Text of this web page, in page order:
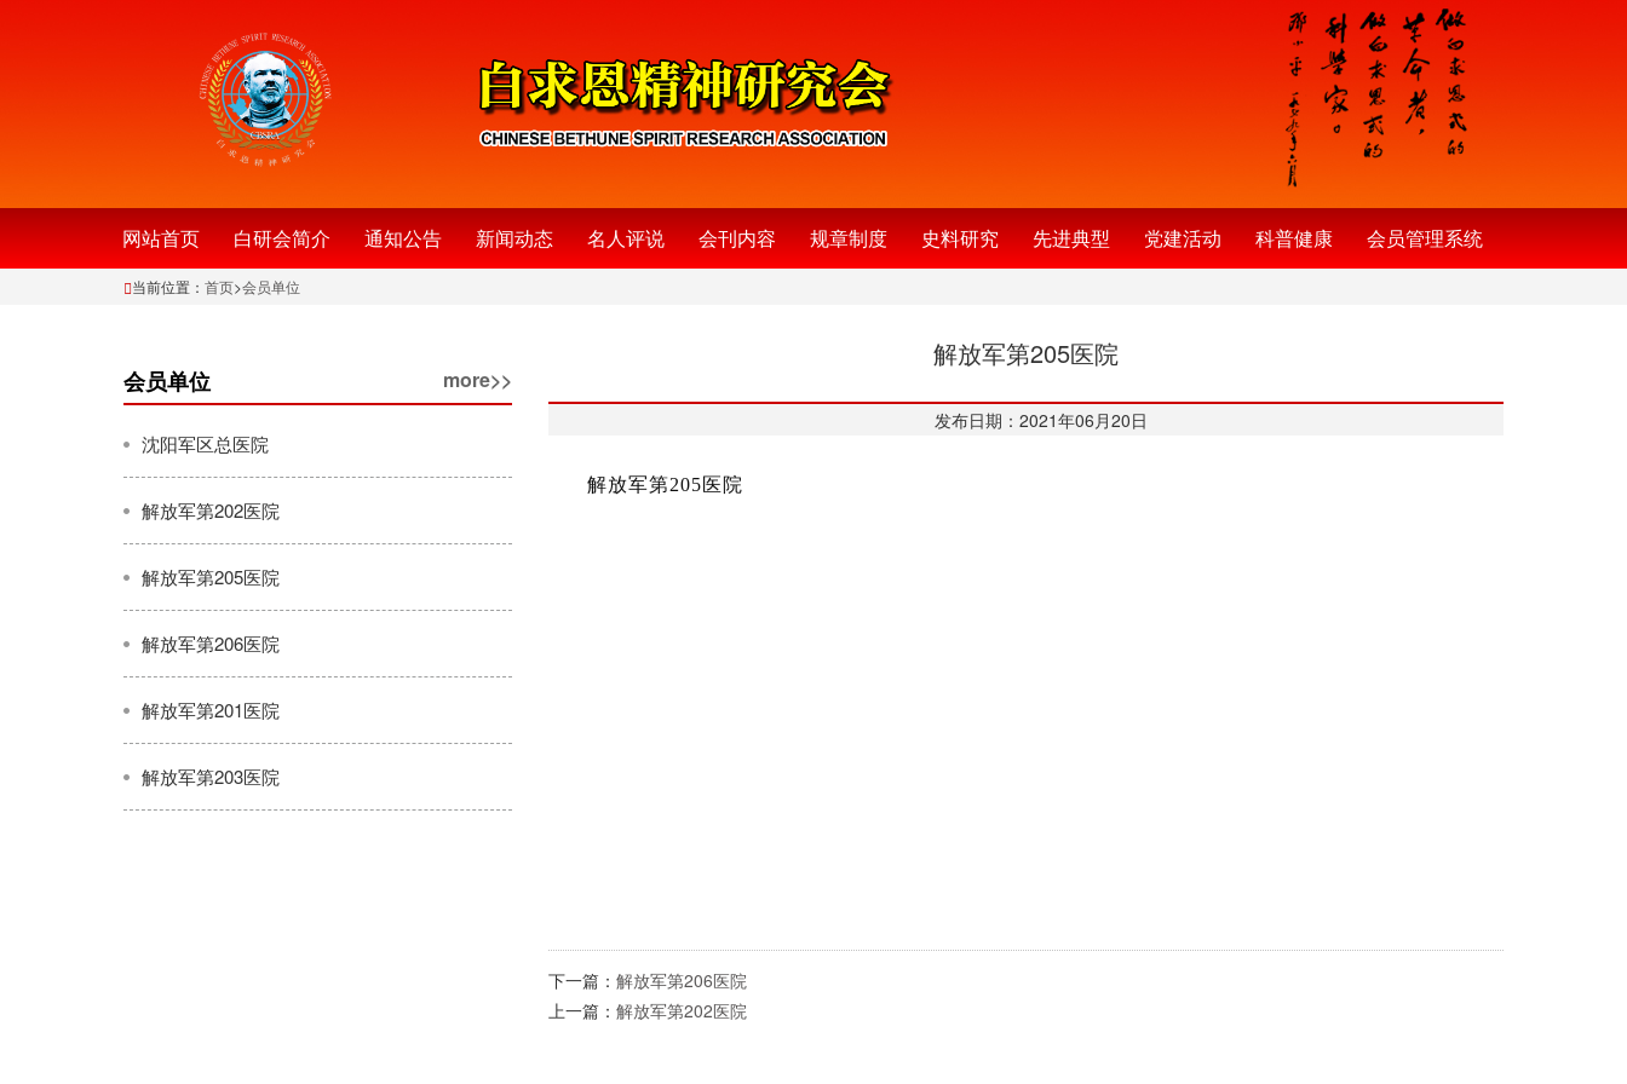
网站首页 白研会简介 通知公告 新闻动态 名人评说 会刊内容 规章制度 史料研究 先进典型 党建活动 科普健康 会员管理系统
当前位置： 首页>会员单位
会员单位 more>>
沈阳军区总医院
解放军第202医院
解放军第205医院
解放军第206医院
解放军第201医院
解放军第203医院
解放军第205医院
发布日期：2021年06月20日
解放军第205医院
下一篇： 解放军第206医院
上一篇： 解放军第202医院